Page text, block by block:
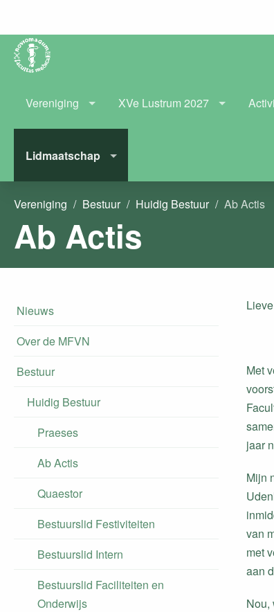
Vereniging XVe Lustrum 2027
Lidmaatschap
Vereniging Bestuur Huidig Bestuur Ab Actis
Ab Actis
Nieuws
Over de MFVN
Bestuur
Huidig Bestuur
Praeses
Ab Actis
Quaestor
Bestuurslid Festiviteiten
Bestuurslid Intern
Bestuurslid Faciliteiten en
Onderwijs
Met
jaar
Mijn
van
met
aan
Nou,